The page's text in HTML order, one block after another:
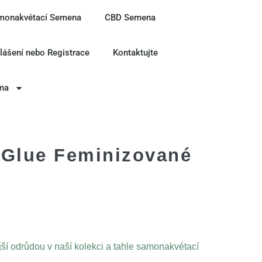
Semena CBD Semena
nebo Registrace Kontaktujte
Feminizované
odrůdou v naší kolekci a tahle samonakvétací